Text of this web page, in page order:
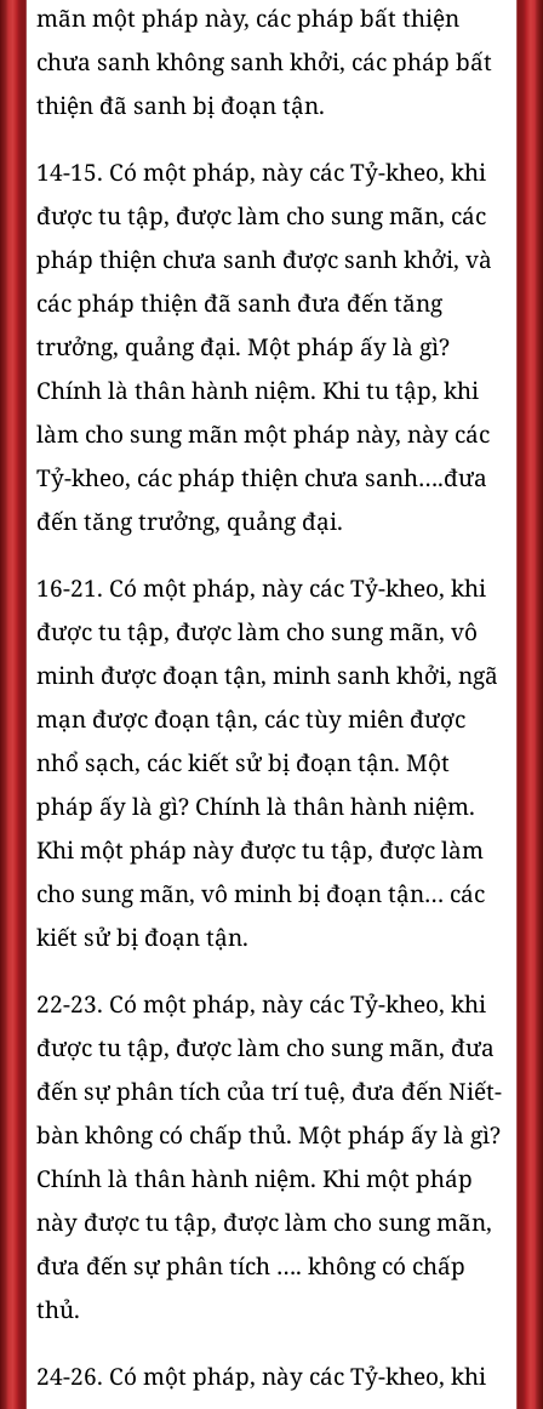
mãn một pháp này, các pháp bất thiện
chưa sanh không sanh khởi, các pháp bất
thiện đã sanh bị đoạn tận.
14-15. Có một pháp, này các Tỷ-kheo, khi
được tu tập, được làm cho sung mãn, các
pháp thiện chưa sanh được sanh khởi, và
các pháp thiện đã sanh đưa đến tăng
trưởng, quảng đại. Một pháp ấy là gì?
Chính là thân hành niệm. Khi tu tập, khi
làm cho sung mãn một pháp này, này các
Tỷ-kheo, các pháp thiện chưa sanh….đưa
đến tăng trưởng, quảng đại.
16-21. Có một pháp, này các Tỷ-kheo, khi
được tu tập, được làm cho sung mãn, vô
minh được đoạn tận, minh sanh khởi, ngã
mạn được đoạn tận, các tùy miên được
nhổ sạch, các kiết sử bị đoạn tận. Một
pháp ấy là gì? Chính là thân hành niệm.
Khi một pháp này được tu tập, được làm
cho sung mãn, vô minh bị đoạn tận… các
kiết sử bị đoạn tận.
22-23. Có một pháp, này các Tỷ-kheo, khi
được tu tập, được làm cho sung mãn, đưa
đến sự phân tích của trí tuệ, đưa đến Niết-
bàn không có chấp thủ. Một pháp ấy là gì?
Chính là thân hành niệm. Khi một pháp
này được tu tập, được làm cho sung mãn,
đưa đến sự phân tích …. không có chấp
thủ.
24-26. Có một pháp, này các Tỷ-kheo, khi